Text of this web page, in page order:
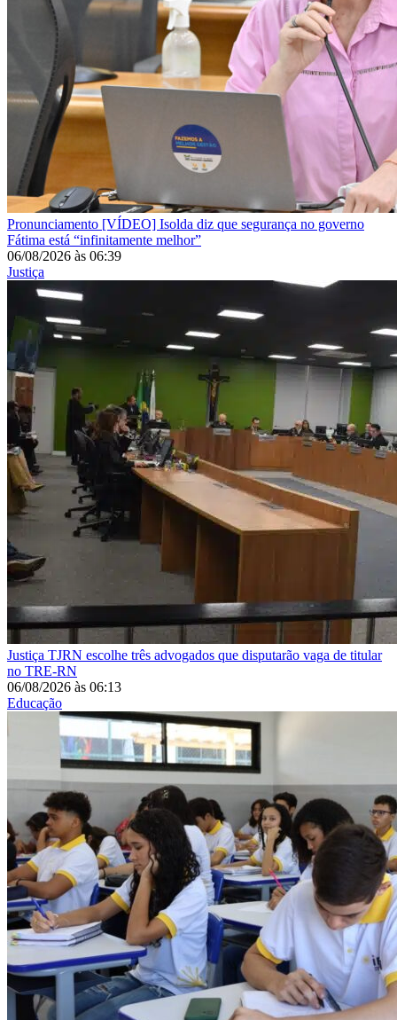
Pronunciamento [VÍDEO] Isolda diz que segurança no governo
Fátima está “infinitamente melhor”
06/08/2026 às 06:39
Justiça
Justiça TJRN escolhe três advogados que disputarão vaga de titular
no TRE-RN
06/08/2026 às 06:13
Educação